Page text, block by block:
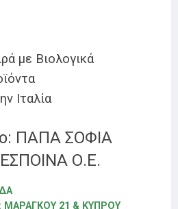
με Βιολογικά
Ιταλία
ΠΑΠΑ ΣΟΦΙΑ
Ο.Ε.
ΜΑΡΑΓΚΟΥ 21 & ΚΥΠΡΟΥ